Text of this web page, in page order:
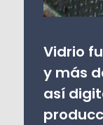
Vidrio
y más
así